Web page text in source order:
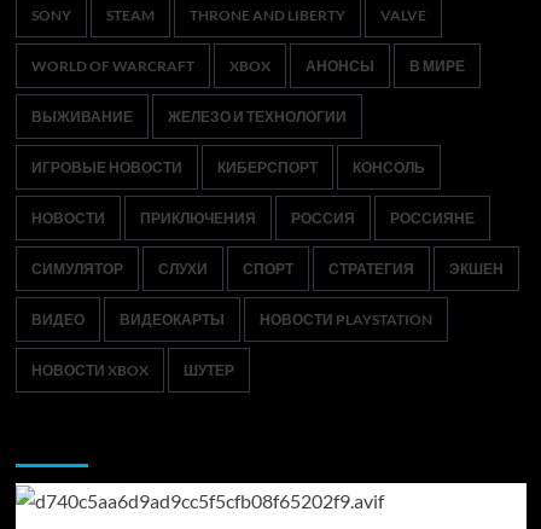
SONY STEAM THRONE AND LIBERTY VALVE
WORLD OF WARCRAFT XBOX АНОНСЫ В МИРЕ
ВЫЖИВАНИЕ ЖЕЛЕЗО И ТЕХНОЛОГИИ
ИГРОВЫЕ НОВОСТИ КИБЕРСПОРТ КОНСОЛЬ
НОВОСТИ ПРИКЛЮЧЕНИЯ РОССИЯ РОССИЯНЕ
СИМУЛЯТОР СЛУХИ СПОРТ СТРАТЕГИЯ ЭКШЕН
ВИДЕО ВИДЕОКАРТЫ НОВОСТИ PLAYSTATION
НОВОСТИ XBOX ШУТЕР